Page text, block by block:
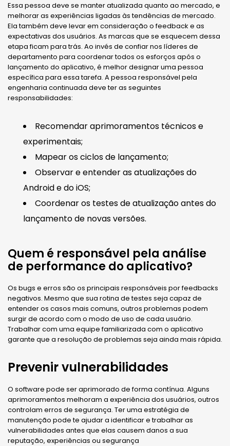
Essa pessoa deve se manter atualizada quanto ao mercado, e
melhorar as experiências ligadas às tendências de mercado.
Ela também deve levar em consideração o feedback e as
expectativas dos usuários. As marcas que se esquecem dessa
etapa ficam para trás. Ao invés de confiar nos líderes de
departamento para coordenar todos os esforços após o
lançamento do aplicativo, é melhor designar uma pessoa
específica para essa tarefa. A pessoa responsável pela
engenharia continuada deve ter as seguintes
responsabilidades:
Recomendar aprimoramentos técnicos e
experimentais;
Mapear os ciclos de lançamento;
Observar e entender as atualizações do
Android e do iOS;
Coordenar os testes de atualização antes do
lançamento de novas versões.
Quem é responsável pela análise
de performance do aplicativo?
Os bugs e erros são os principais responsáveis por feedbacks
negativos. Mesmo que sua rotina de testes seja capaz de
entender os casos mais comuns, outros problemas podem
surgir de acordo com o modo de uso de cada usuário.
Trabalhar com uma equipe familiarizada com o aplicativo
garante que a resolução de problemas seja ainda mais rápida.
Prevenir vulnerabilidades
O software pode ser aprimorado de forma contínua. Alguns
aprimoramentos melhoram a experiência dos usuários, outros
controlam erros de segurança. Ter uma estratégia de
manutenção pode te ajudar a identificar e trabalhar as
vulnerabilidades antes que elas causem danos a sua
reputação, experiências ou segurança